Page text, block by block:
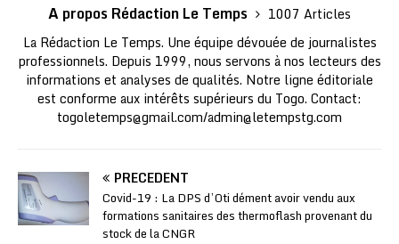
A propos Rédaction Le Temps
1007 Articles
La Rédaction Le Temps. Une équipe dévouée de journalistes
professionnels. Depuis 1999, nous servons à nos lecteurs des
informations et analyses de qualités. Notre ligne éditoriale
est conforme aux intérêts supérieurs du Togo. Contact:
togoletemps@gmail.com/admin@letempstg.com
PRÉCÉDENT
Covid-19 : La DPS d’Oti dément avoir vendu aux
formations sanitaires des thermoflash provenant du
stock de la CNGR